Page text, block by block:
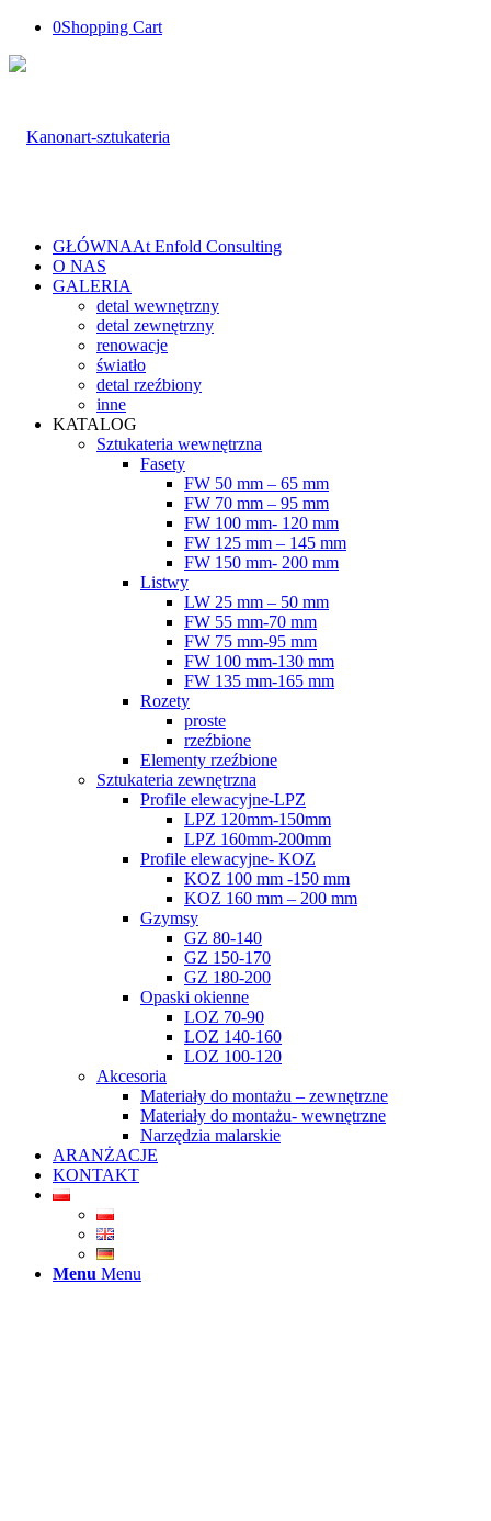
0Shopping Cart
GŁÓWNAAt Enfold Consulting
O NAS
GALERIA
detal wewnętrzny
detal zewnętrzny
renowacje
światło
detal rzeźbiony
inne
KATALOG
Sztukateria wewnętrzna
Fasety
FW 50 mm – 65 mm
FW 70 mm – 95 mm
FW 100 mm- 120 mm
FW 125 mm – 145 mm
FW 150 mm- 200 mm
Listwy
LW 25 mm – 50 mm
FW 55 mm-70 mm
FW 75 mm-95 mm
FW 100 mm-130 mm
FW 135 mm-165 mm
Rozety
proste
rzeźbione
Elementy rzeźbione
Sztukateria zewnętrzna
Profile elewacyjne-LPZ
LPZ 120mm-150mm
LPZ 160mm-200mm
Profile elewacyjne- KOZ
KOZ 100 mm -150 mm
KOZ 160 mm – 200 mm
Gzymsy
GZ 80-140
GZ 150-170
GZ 180-200
Opaski okienne
LOZ 70-90
LOZ 140-160
LOZ 100-120
Akcesoria
Materiały do montażu – zewnętrzne
Materiały do montażu- wewnętrzne
Narzędzia malarskie
ARANŻACJE
KONTAKT
Menu Menu